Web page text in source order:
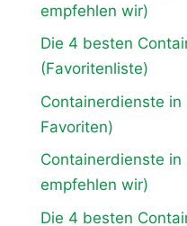
empfehlen wir)
Die 4 besten
(Favoritenliste)
Containerdienste in
Favoriten)
Containerdienste in
empfehlen wir)
Die 4 besten